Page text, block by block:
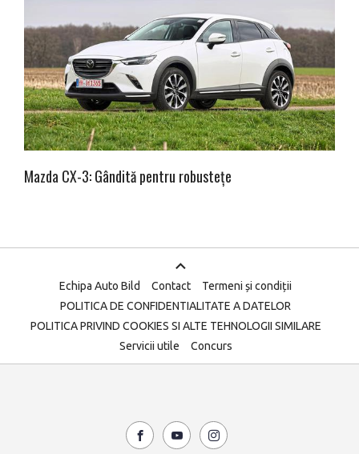
Mazda CX-3: Gândită pentru robustețe
Echipa Auto Bild Contact
Termeni și condiții
POLITICA DE CONFIDENTIALITATE A DATELOR
POLITICA PRIVIND COOKIES SI ALTE TEHNOLOGII SIMILARE
Servicii utile
Concurs